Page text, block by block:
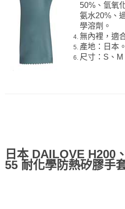
50%、氫氧
氨水20%、
學溶劑。
無內裡，適
產地：日本。
尺寸：S、M
日本 DAILOVE H200
55 耐化學防熱矽膠手